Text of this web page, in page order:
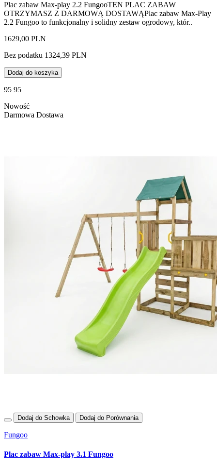
Plac zabaw Max-play 2.2 FungooTEN PLAC ZABAW
OTRZYMASZ Z DARMOWĄ DOSTAWĄPlac zabaw Max-Play
2.2 Fungoo to funkcjonalny i solidny zestaw ogrodowy, któr..
1629,00 PLN
Bez podatku 1324,39 PLN
Dodaj do koszyka
95 95
Nowość
Darmowa Dostawa
Dodaj do Schowka Dodaj do Porównania
Fungoo
Plac zabaw Max-play 3.1 Fungoo